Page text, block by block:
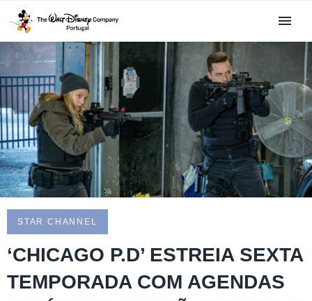
STAR CHANNEL
‘CHICAGO P.D’ ESTREIA SEXTA
TEMPORADA COM AGENDAS